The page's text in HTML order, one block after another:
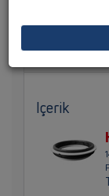
Ana Bilgiler
Içerik